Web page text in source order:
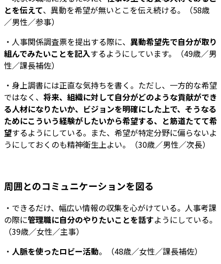
とを伝えて、異動を希望が無いとこを伝え続ける。（58歳
／男性／参事）
・人事関係調査票を提出する際に、 異動希望先で自分が取り
組んでみたいことを記入するようにしています。（49歳／男
性／課長補佐）
・身上調書には正直な気持ちを書く。ただし、一方的な希望
ではなく、 将来、組織に対して自分がどのような貢献ができ
る人材になりたいか、ビジョンを明確にした上で、そうなる
ためにこういう経験がしたいから希望する、と筋道たてて希
望するようにしている。また、希望が特定分野に偏らないよ
うにしておくのも精神衛生上よい。（30歳／男性／次長）
周囲とのコミュニケーションを図る
・できるだけ、幅広い情報の収集を心がけている。人事考課
の際に管理職に自分のやりたいことを話すようにしている。
（39歳／女性／主事）
・ 人脈を使ったロビー活動。（48歳／女性／課長補佐）